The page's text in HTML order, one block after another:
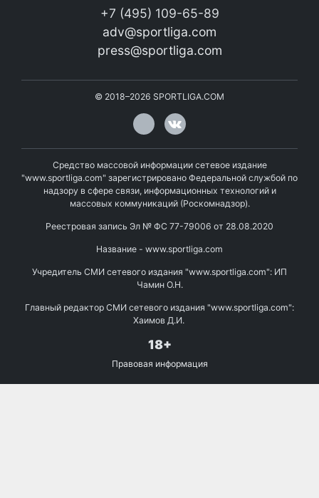
+7 (495) 109-65-89
adv@sportliga.com
press@sportliga.com
© 2018–2026 SPORTLIGA.COM
Средство массовой информации сетевое издание
"www.sportliga.com" зарегистрировано Федеральной службой по
надзору в сфере связи, информационных технологий и
массовых коммуникаций (Роскомнадзор).
Реестровая запись Эл № ФС 77-79006 от 28.08.2020
Название - www.sportliga.com
Учредитель СМИ сетевого издания "www.sportliga.com": ИП
Чамин О.Н.
Главный редактор СМИ сетевого издания "www.sportliga.com":
Хаимов Д.И.
18+
Правовая информация